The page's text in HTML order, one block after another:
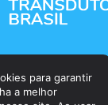
para garantir
a melhor